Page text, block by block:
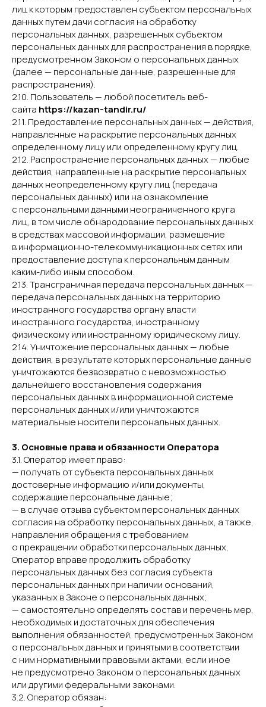
лиц к которым предоставлен субъектом персональных
данных путем дачи согласия на обработку
персональных данных, разрешенных субъектом
персональных данных для распространения в порядке,
предусмотренном Законом о персональных данных
(далее — персональные данные, разрешенные для
распространения).
2.10. Пользователь — любой посетитель веб-
сайта https://kazan-tandir.ru/
2.11. Предоставление персональных данных — действия,
направленные на раскрытие персональных данных
определенному лицу или определенному кругу лиц.
2.12. Распространение персональных данных — любые
действия, направленные на раскрытие персональных
данных неопределенному кругу лиц (передача
персональных данных) или на ознакомление
с персональными данными неограниченного круга
лиц, в том числе обнародование персональных данных
в средствах массовой информации, размещение
в информационно-телекоммуникационных сетях или
предоставление доступа к персональным данным
каким-либо иным способом.
2.13. Трансграничная передача персональных данных —
передача персональных данных на территорию
иностранного государства органу власти
иностранного государства, иностранному
физическому или иностранному юридическому лицу.
2.14. Уничтожение персональных данных — любые
действия, в результате которых персональные данные
уничтожаются безвозвратно с невозможностью
дальнейшего восстановления содержания
персональных данных в информационной системе
персональных данных и/или уничтожаются
материальные носители персональных данных.
3. Основные права и обязанности Оператора
3.1. Оператор имеет право:
— получать от субъекта персональных данных
достоверные информацию и/или документы,
содержащие персональные данные;
— в случае отзыва субъектом персональных данных
согласия на обработку персональных данных, а также,
направления обращения с требованием
о прекращении обработки персональных данных,
Оператор вправе продолжить обработку
персональных данных без согласия субъекта
персональных данных при наличии оснований,
указанных в Законе о персональных данных;
— самостоятельно определять состав и перечень мер,
необходимых и достаточных для обеспечения
выполнения обязанностей, предусмотренных Законом
о персональных данных и принятыми в соответствии
с ним нормативными правовыми актами, если иное
не предусмотрено Законом о персональных данных
или другими федеральными законами.
3.2. Оператор обязан: